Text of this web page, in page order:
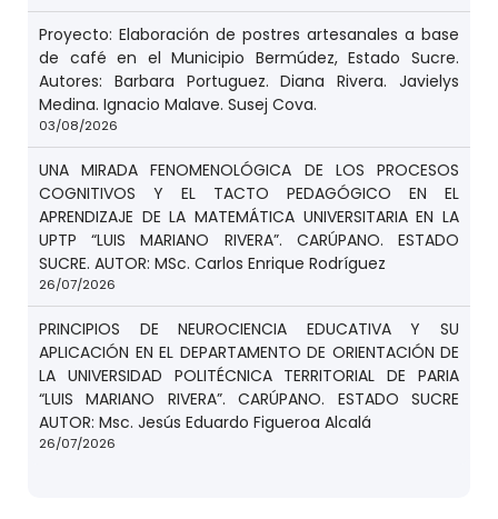
Proyecto: Elaboración de postres artesanales a base
de café en el Municipio Bermúdez, Estado Sucre.
Autores: Barbara Portuguez. Diana Rivera. Javielys
Medina. Ignacio Malave. Susej Cova.
03/08/2026
UNA MIRADA FENOMENOLÓGICA DE LOS PROCESOS
COGNITIVOS Y EL TACTO PEDAGÓGICO EN EL
APRENDIZAJE DE LA MATEMÁTICA UNIVERSITARIA EN LA
UPTP “LUIS MARIANO RIVERA”. CARÚPANO. ESTADO
SUCRE. AUTOR: MSc. Carlos Enrique Rodríguez
26/07/2026
PRINCIPIOS DE NEUROCIENCIA EDUCATIVA Y SU
APLICACIÓN EN EL DEPARTAMENTO DE ORIENTACIÓN DE
LA UNIVERSIDAD POLITÉCNICA TERRITORIAL DE PARIA
“LUIS MARIANO RIVERA”. CARÚPANO. ESTADO SUCRE
AUTOR: Msc. Jesús Eduardo Figueroa Alcalá
26/07/2026